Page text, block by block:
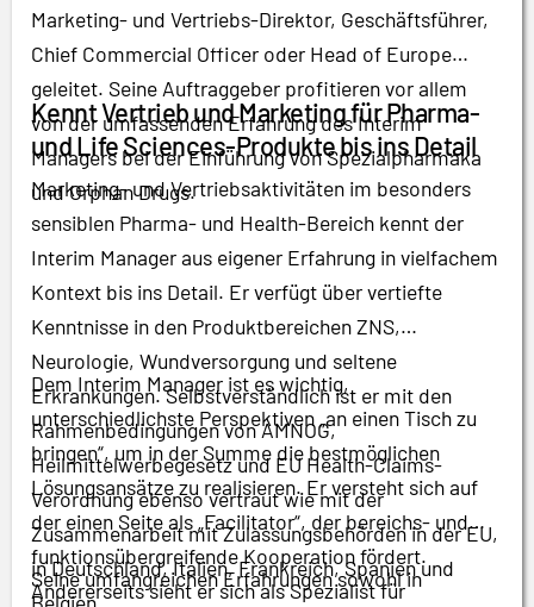
Marketing- und Vertriebs-Direktor, Geschäftsführer,
Chief Commercial Officer oder Head of Europe
geleitet. Seine Auftraggeber profitieren vor allem
von der umfassenden Erfahrung des Interim
Managers bei der Einführung von Spezialpharmaka
und Orphan Drugs.
Kennt Vertrieb und Marketing für Pharma-
und Life Sciences-Produkte bis ins Detail
Marketing- und Vertriebsaktivitäten im besonders
sensiblen Pharma- und Health-Bereich kennt der
Interim Manager aus eigener Erfahrung in vielfachem
Kontext bis ins Detail. Er verfügt über vertiefte
Kenntnisse in den Produktbereichen ZNS,
Neurologie, Wundversorgung und seltene
Erkrankungen. Selbstverständlich ist er mit den
Rahmenbedingungen von AMNOG,
Heilmittelwerbegesetz und EU Health-Claims-
Verordnung ebenso vertraut wie mit der
Zusammenarbeit mit Zulassungsbehörden in der EU,
in Deutschland, Italien, Frankreich, Spanien und
Belgien.
Dem Interim Manager ist es wichtig,
unterschiedlichste Perspektiven „an einen Tisch zu
bringen“, um in der Summe die bestmöglichen
Lösungsansätze zu realisieren. Er versteht sich auf
der einen Seite als „Facilitator“, der bereichs- und
funktionsübergreifende Kooperation fördert.
Andererseits sieht er sich als Spezialist für
Seine umfangreichen Erfahrungen sowohl in